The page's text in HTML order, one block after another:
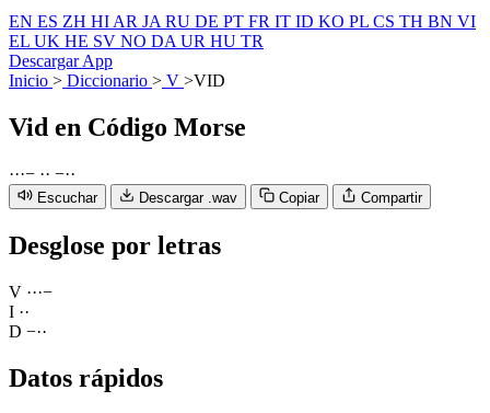
EN ES ZH HI AR JA RU DE PT FR IT ID KO PL CS TH BN VI
EL UK HE SV NO DA UR HU TR
Descargar App
Inicio > Diccionario > V >VID
Vid en Código Morse
···− ·· −··
Escuchar Descargar .wav Copiar Compartir
Desglose por letras
V ···−
I ··
D −··
Datos rápidos